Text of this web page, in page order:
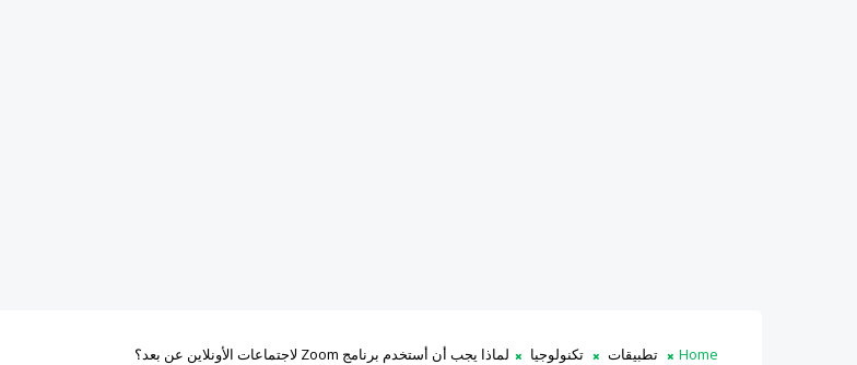
Home تطبيقات تكنولوجيا لماذا يجب أن أستخدم برنامج Zoom لاجتماعات الأونلاين عن بعد؟